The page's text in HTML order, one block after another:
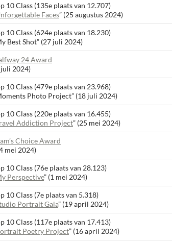
10 Class (135e plaats van 12.707)
Faces” (25 augustus 2024)
10 Class (624e plaats van 18.230)
Best Shot” (27 juli 2024)
24 Award
juli 2024)
10 Class (479e plaats van 23.968)
Photo Project” (18 juli 2024)
10 Class (220e plaats van 16.455)
Addiction Project” (25 mei 2024)
Choice Award
mei 2024)
10 Class (76e plaats van 28.123)
Perspective” (1 mei 2024)
10 Class (7e plaats van 5.318)
Portrait Gala” (19 april 2024)
10 Class (117e plaats van 17.413)
Poetry Project” (16 april 2024)